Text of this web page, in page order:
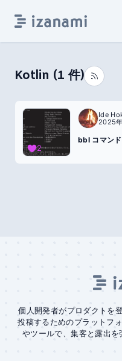
Kotlin (1 件)
Ide
2025
bbl コマン
2
個人開発者がプロダクトを
投稿するためのプラットフ
やツールで、集客と露出